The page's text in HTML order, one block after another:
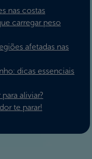
nas costas
carregar peso
afetadas nas
dicas essenciais
aliviar?
te parar!